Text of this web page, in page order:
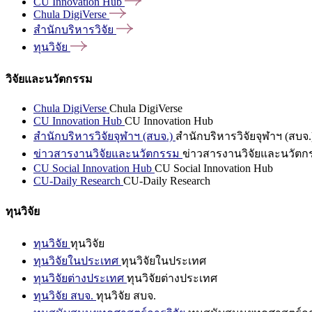
Chula DigiVerse
สำนักบริหารวิจัย
ทุนวิจัย
วิจัยและนวัตกรรม
Chula DigiVerse Chula DigiVerse
CU Innovation Hub CU Innovation Hub
สำนักบริหารวิจัยจุฬาฯ (สบจ.) สำนักบริหารวิจัยจุฬาฯ (สบจ
ข่าวสารงานวิจัยและนวัตกรรม ข่าวสารงานวิจัยและนวัตก
CU Social Innovation Hub CU Social Innovation Hub
CU-Daily Research CU-Daily Research
ทุนวิจัย
ทุนวิจัย ทุนวิจัย
ทุนวิจัยในประเทศ ทุนวิจัยในประเทศ
ทุนวิจัยต่างประเทศ ทุนวิจัยต่างประเทศ
ทุนวิจัย สบจ. ทุนวิจัย สบจ.